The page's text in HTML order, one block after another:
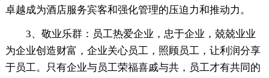
卓越成为酒店服务宾客和强化管理的压迫力和推动力。
3、敬业乐群：员工热爱企业，忠于企业，兢兢业业
为企业创造财富，企业关心员工，照顾员工，让利润分享
于员工。只有企业与员工荣福喜戚与共，员工才有共同的